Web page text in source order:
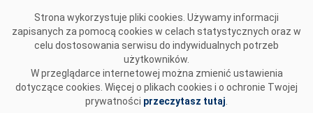
Strona wykorzystuje pliki cookies. Używamy informacji
zapisanych za pomocą cookies w celach statystycznych oraz w
celu dostosowania serwisu do indywidualnych potrzeb
użytkowników.
W przeglądarce internetowej można zmienić ustawienia
dotyczące cookies. Więcej o plikach cookies i o ochronie Twojej
prywatności przeczytasz tutaj